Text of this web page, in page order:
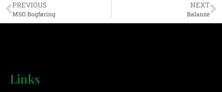
PREVIOUS
MSO Bogføring
NEXT
Balanze
Links